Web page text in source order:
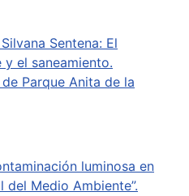
Sentena: El
el saneamiento.
Parque Anita de la
luminosa en
Medio Ambiente”.